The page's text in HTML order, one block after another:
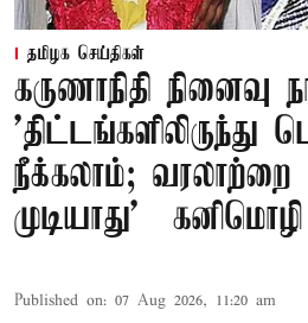
தமிழக செய்திகள்
கருணாநிதி நினைவு
'திட்டங்களிலிருந்து
நீக்கலாம்; வரலாற்றை
முடியாது' – கனிமொழி
Published on: 07 Aug 2026, 11:20 am